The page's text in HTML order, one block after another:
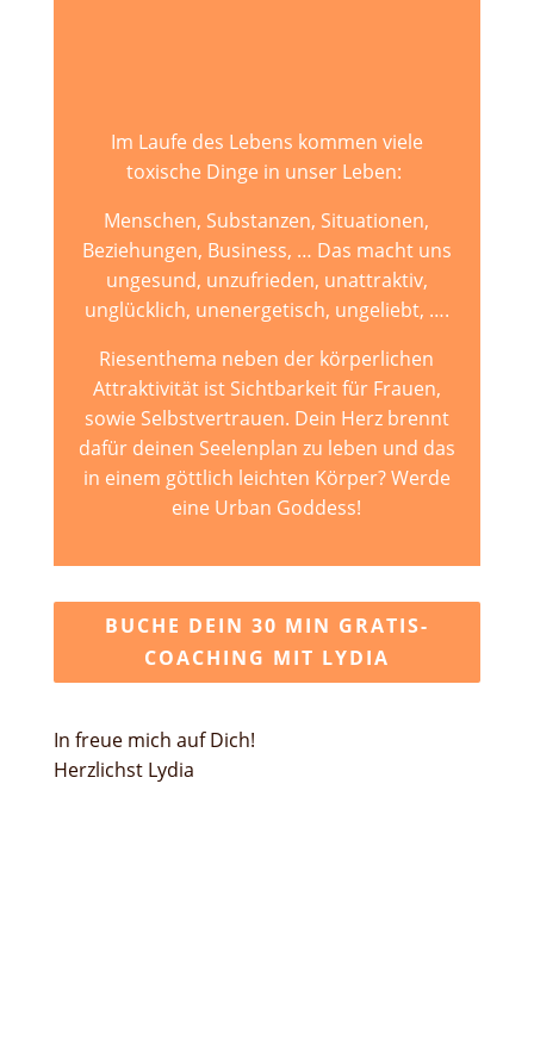
Im Laufe des Lebens kommen viele
toxische Dinge in unser Leben:
Menschen, Substanzen, Situationen,
Beziehungen, Business, … Das macht uns
ungesund, unzufrieden, unattraktiv,
unglücklich, unenergetisch, ungeliebt, ….
Riesenthema neben der körperlichen
Attraktivität ist Sichtbarkeit für Frauen,
sowie Selbstvertrauen. Dein Herz brennt
dafür deinen Seelenplan zu leben und das
in einem göttlich leichten Körper? Werde
eine Urban Goddess!
BUCHE DEIN 30 MIN GRATIS-
COACHING MIT LYDIA
In freue mich auf Dich!
Herzlichst Lydia